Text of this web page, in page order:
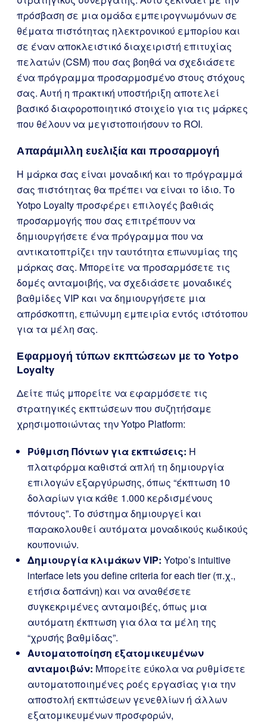
πρόσβαση σε μια ομάδα εμπειρογνωμόνων σε
θέματα πιστότητας ηλεκτρονικού εμπορίου και
σε έναν αποκλειστικό διαχειριστή επιτυχίας
πελατών (CSM) που σας βοηθά να σχεδιάσετε
ένα πρόγραμμα προσαρμοσμένο στους στόχους
σας. Αυτή η πρακτική υποστήριξη αποτελεί
βασικό διαφοροποιητικό στοιχείο για τις μάρκες
που θέλουν να μεγιστοποιήσουν το ROI.
Απαράμιλλη ευελιξία και προσαρμογή
Η μάρκα σας είναι μοναδική και το πρόγραμμά
σας πιστότητας θα πρέπει να είναι το ίδιο. Το
Yotpo Loyalty προσφέρει επιλογές βαθιάς
προσαρμογής που σας επιτρέπουν να
δημιουργήσετε ένα πρόγραμμα που να
αντικατοπτρίζει την ταυτότητα επωνυμίας της
μάρκας σας. Μπορείτε να προσαρμόσετε τις
δομές ανταμοιβής, να σχεδιάσετε μοναδικές
βαθμίδες VIP και να δημιουργήσετε μια
απρόσκοπτη, επώνυμη εμπειρία εντός ιστότοπου
για τα μέλη σας.
Εφαρμογή τύπων εκπτώσεων με το Yotpo
Loyalty
Δείτε πώς μπορείτε να εφαρμόσετε τις
στρατηγικές εκπτώσεων που συζητήσαμε
χρησιμοποιώντας την Yotpo Platform:
Ρύθμιση Πόντων για εκπτώσεις: Η
πλατφόρμα καθιστά απλή τη δημιουργία
επιλογών εξαργύρωσης, όπως “έκπτωση 10
δολαρίων για κάθε 1.000 κερδισμένους
πόντους”. Το σύστημα δημιουργεί και
παρακολουθεί αυτόματα μοναδικούς κωδικούς
κουπονιών.
Δημιουργία κλιμάκων VIP: Yotpo’s intuitive
interface lets you define criteria for each tier (π.χ.,
ετήσια δαπάνη) και να αναθέσετε
συγκεκριμένες ανταμοιβές, όπως μια
αυτόματη έκπτωση για όλα τα μέλη της
“χρυσής βαθμίδας”.
Αυτοματοποίηση εξατομικευμένων
ανταμοιβών: Μπορείτε εύκολα να ρυθμίσετε
αυτοματοποιημένες ροές εργασίας για την
αποστολή εκπτώσεων γενεθλίων ή άλλων
εξατομικευμένων προσφορών,